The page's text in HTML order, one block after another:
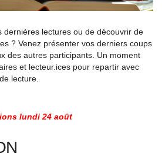
dernières lectures ou de découvrir de
? Venez présenter vos derniers coups
des autres participants. Un moment
et lecteur.ices pour repartir avec
lecture.
lundi 24 août